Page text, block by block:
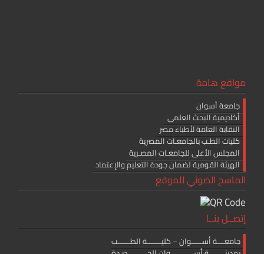
مواقع هامة
جامعة أسوان
أكاديمية البحث العلمى
النقابة العامة لأطباء مصر
كليات الطـب بالجامعـات المصرية
المجلس الأعلى للجامعـات المصـرية
الهيئة القومية لضمان جودة التعليم والإعتماد
الماسح الضوئي للموقع
إتصــل بنــا
جامعــــة أســــــوان – كليــــــــة الطـــــــب